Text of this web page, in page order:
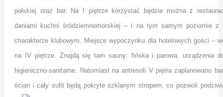
polskiej oraz bar. Na I piętrze korzystać będzie można z
daniami kuchni śródziemnomorskiej – i na tym samym poziomie z
charakterze klubowym. Miejsce wypoczynku dla hotelowych gości –
na IV piętrze. Znajdą się tam sauny: fińska i parowa, urządzenia
higieniczno-sanitarne. Natomiast na antresoli V piętra zaplanowano
ścian i cały sufit będą pokryte szklanym stropem, co pozwoli